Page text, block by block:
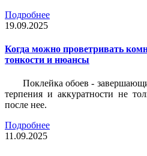
Подробнее
19.09.2025
Когда можно проветривать
тонкости и нюансы
Поклейка обоев -
терпения и аккуратности не
после нее.
Подробнее
11.09.2025